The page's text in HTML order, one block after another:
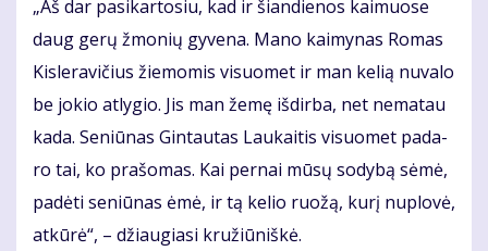
„Aš dar pa­si­kar­to­siu, kad ir šian­die­nos kai­muo­se
daug ge­rų žmo­nių gy­ve­na. Ma­no kai­my­nas Ro­mas
Kis­le­ra­vi­čius žie­mo­mis vi­suo­met ir man ke­lią nu­va­lo
be jo­kio at­ly­gio. Jis man že­mę iš­dir­ba, net ne­ma­tau
ka­da. Se­niū­nas Gin­tau­tas Lau­kai­tis vi­suo­met pa­da­
ro tai, ko pra­šo­mas. Kai per­nai mū­sų so­dy­bą sė­mė,
pa­dė­ti se­niū­nas ėmė, ir tą ke­lio ruo­žą, ku­rį nu­plo­vė,
at­kū­rė“, – džiau­gia­si kru­žiū­niš­kė.